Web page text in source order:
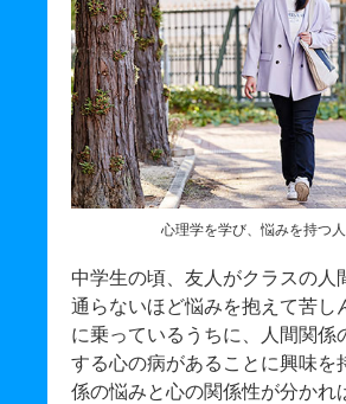
心理学を学び、悩みを持つ
中学生の頃、友人がクラスの人
通らないほど悩みを抱えて苦し
に乗っているうちに、人間関係
する心の病があることに興味を
係の悩みと心の関係性が分かれ